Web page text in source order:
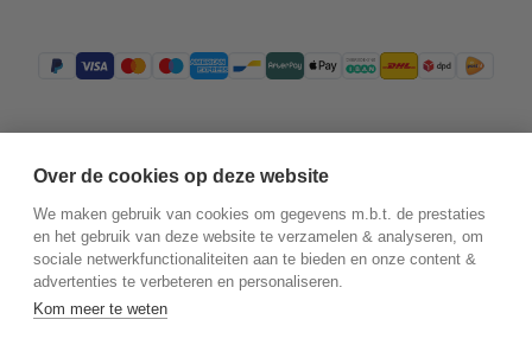
Over de cookies op deze website
We maken gebruik van cookies om gegevens m.b.t. de prestaties
en het gebruik van deze website te verzamelen & analyseren, om
sociale netwerkfunctionaliteiten aan te bieden en onze content &
advertenties te verbeteren en personaliseren.
Kom meer te weten